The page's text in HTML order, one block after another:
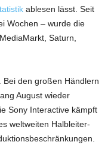
ablesen lässt. Seit
Wochen – wurde die
Saturn,
Bei den großen Händlern
August wieder
Sony Interactive kämpft
weltweiten Halbleiter-